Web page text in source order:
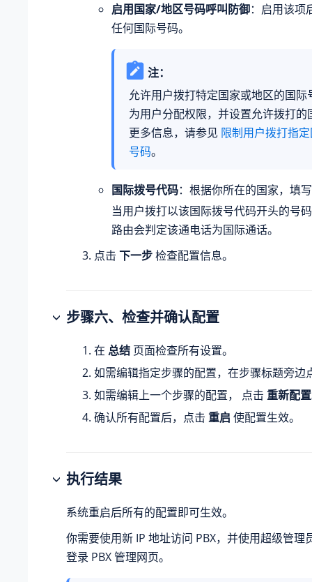
启用国家/地区号码呼叫防御：启用该项
任何国际号码。
注：
允许用户拨打特定国家或地区的国际
为用户分配权限，并设置允许拨打的
更多信息，请参见 限制用户拨打指
号码。
国际拨号代码：根据你所在的国家，填
当用户拨打以该国际拨号代码开头的号
路由会判定该通电话为国际通话。
点击 下一步检查配置信息。
步骤六、检查并确认配置
在 总结 页面检查所有设置。
如需编辑指定步骤的配置，在步骤标题旁边
如需编辑上一个步骤的配置， 点击 重新配置
确认所有配置后，点击 重启 使配置生效。
执行结果
系统重启后所有的配置即可生效。
你需要使用新 IP 地址访问 PBX，并使用超级管理
登录 PBX 管理网页。